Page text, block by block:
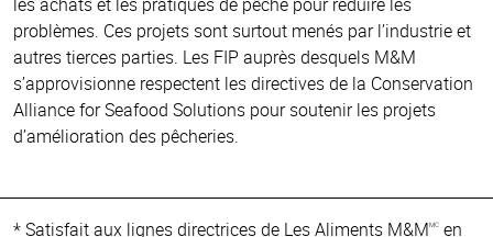
problèmes. Ces projets sont surtout menés par l’industrie et
autres tierces parties. Les FIP auprès desquels M&M
s’approvisionne respectent les directives de la Conservation
Alliance for Seafood Solutions pour soutenir les projets
d’amélioration des pêcheries.
* Satisfait aux lignes directrices de Les Aliments M&MMC en